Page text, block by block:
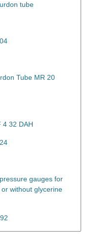
tube
Tube MR 20
4 32 DAH
gauges for
without glycerine